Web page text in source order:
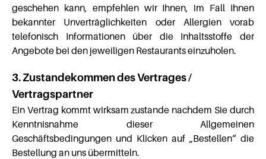
geschehen kann, empfehlen wir Ihnen, im Fall Ihnen
bekannter Unverträglichkeiten oder Allergien vorab
telefonisch Informationen über die Inhaltsstoffe der
Angebote bei den jeweiligen Restaurants einzuholen.
3. Zustandekommen des Vertrages /
Vertragspartner
Ein Vertrag kommt wirksam zustande nachdem Sie durch
Kenntnisnahme dieser Allgemeinen
Geschäftsbedingungen und Klicken auf „Bestellen“ die
Bestellung an uns übermitteln.